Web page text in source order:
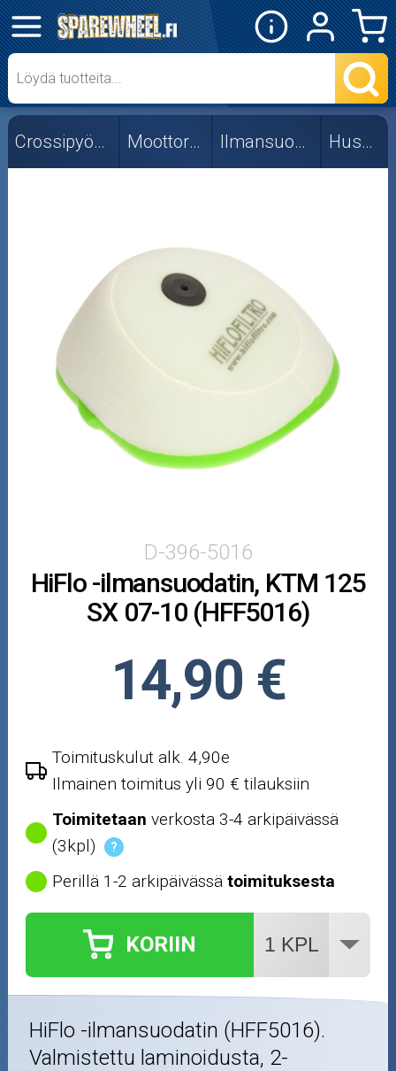
✕
Mopon osat
Skootterin osat
Crossipyörän osat
Moottorikelkan osat
Mopoauton osat
Mönkijän osat
Puutarha ja metsä
Ajovarusteet
Öljyt ja kemikaalit
Outlet-tuotteet
Crossipyörän osat Moottorin osat Ilmansuodattimet Husaberg
D-396-5016
HiFlo -ilmansuodatin, KTM 125
SX 07-10 (HFF5016)
14,90 €
Toimituskulut alk. 4,90e
Ilmainen toimitus yli 90 € tilauksiin
Toimitetaan verkosta 3-4 arkipäivässä
(3kpl)
?
Perillä 1-2 arkipäivässätoimituksesta
KORIIN
HiFlo -ilmansuodatin (HFF5016).
Valmistettu laminoidusta, 2-